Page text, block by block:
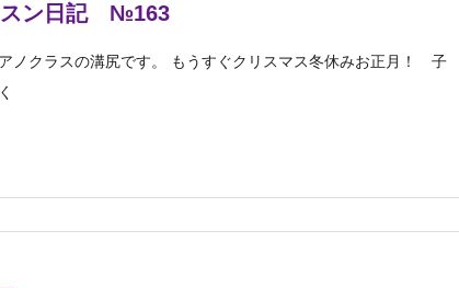
スン日記 №163
ノクラスの溝尻です。 もうすぐクリスマス冬休みお正月！ 子